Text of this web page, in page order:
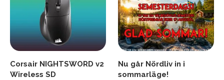
Corsair NIGHTSWORD v2
Wireless SD
Nu går Nördliv in i
sommarläge!